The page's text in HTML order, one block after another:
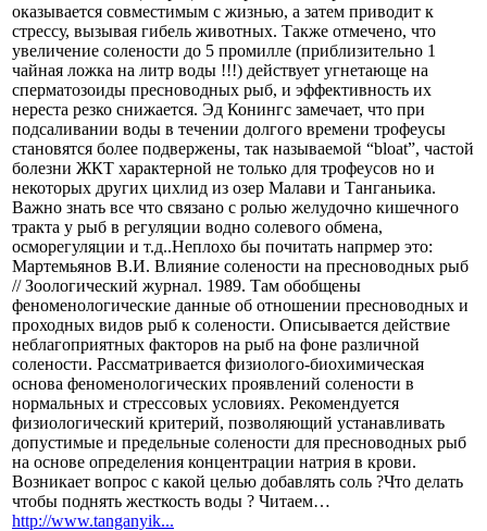
оказывается совместимым с жизнью, а затем приводит к
стрессу, вызывая гибель животных. Также отмечено, что
увеличение солености до 5 промилле (приблизительно 1
чайная ложка на литр воды !!!) действует угнетающе на
сперматозоиды пресноводных рыб, и эффективность их
нереста резко снижается. Эд Конингс замечает, что при
подсаливании воды в течении долгого времени трофеусы
становятся более подвержены, так называемой “bloat”, частой
болезни ЖКТ характерной не только для трофеусов но и
некоторых других цихлид из озер Малави и Танганьика.
Важно знать все что связано с ролью желудочно кишечного
тракта у рыб в регуляции водно солевого обмена,
осморегуляции и т.д..Неплохо бы почитать напрмер это:
Мартемьянов В.И. Влияние солености на пресноводных рыб
// Зоологический журнал. 1989. Там обобщены
феноменологические данные об отношении пресноводных и
проходных видов рыб к солености. Описывается действие
неблагоприятных факторов на рыб на фоне различной
солености. Рассматривается физиолого-биохимическая
основа феноменологических проявлений солености в
нормальных и стрессовых условиях. Рекомендуется
физиологический критерий, позволяющий устанавливать
допустимые и предельные солености для пресноводных рыб
на основе определения концентрации натрия в крови.
Возникает вопрос с какой целью добавлять соль ?Что делать
чтобы поднять жесткость воды ? Читаем…
http://www.tanganyik...